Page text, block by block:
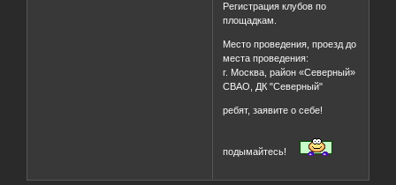
Регистрация клубов по
площадкам.
Место проведения, проезд до
места проведения:
г. Москва, район «Северный»
СВАО, ДК "Северный"
ребят, заявите о себе!
подымайтесь!